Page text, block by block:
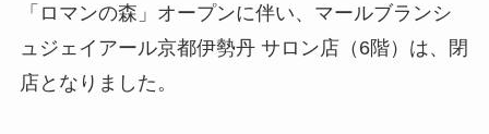
「ロマンの森」オープンに伴い、マールブランシ
ュジェイアール京都伊勢丹 サロン店（6階）は、閉
店となりました。